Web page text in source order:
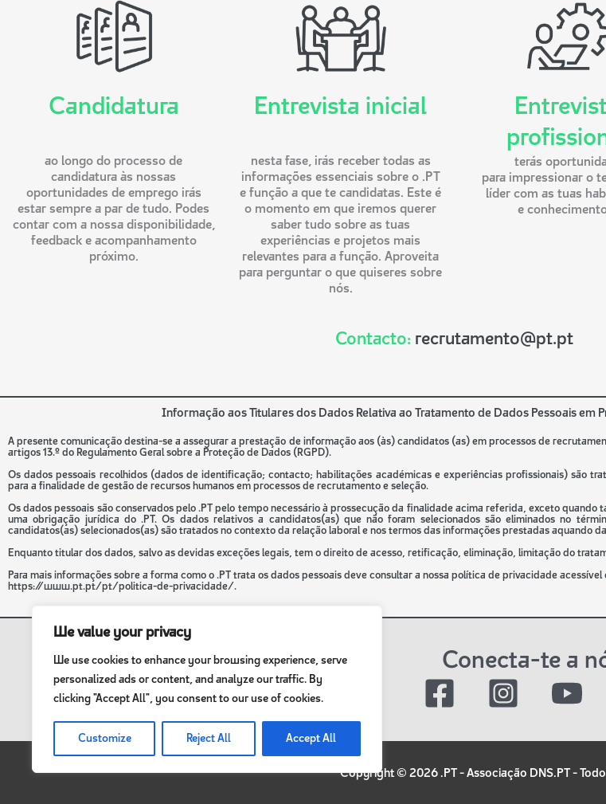
We value your privacy
We use cookies to enhance your browsing experience, serve
personalized ads or content, and analyze our traffic. By
clicking "Accept All", you consent to our use of cookies.
Customize Reject All Accept All
Candidatura
ao longo do processo de
candidatura às nossas
oportunidades de emprego irás
estar sempre a par de tudo. Podes
contar com a nossa disponibilidade,
feedback e acompanhamento
próximo.
Entrevista inicial
nesta fase, irás receber todas as
informações essenciais sobre o .PT
e função a que te candidatas. Este é
o momento em que iremos querer
saber tudo sobre as tuas
experiências e projetos mais
relevantes para a função. Aproveita
para perguntar o que quiseres sobre
nós.
terás
para impressionar o
líder com as tuas
e
Contacto: recrutamento@pt.pt
Informação aos Titulares dos Dados Relativa ao Tratamento de Dados Pessoais em
A presente comunicação destina-se a assegurar a prestação de informação aos (às) candidatos (as) em processos de
artigos 13.º do Regulamento Geral sobre a Proteção de Dados (RGPD).
Os dados pessoais recolhidos (dados de identificação; contacto; habilitações académicas e experiências profissionais) são
para a finalidade de gestão de recursos humanos em processos de recrutamento e seleção.
Os dados pessoais são conservados pelo .PT pelo tempo necessário à prossecução da finalidade acima referida, exceto
uma obrigação jurídica do .PT. Os dados relativos a candidatos(as) que não foram selecionados são eliminados no
candidatos(as) selecionados(as) são tratados no contexto da relação laboral e nos termos das informações prestadas aquando
Enquanto titular dos dados, salvo as devidas exceções legais, tem o direito de acesso, retificação, eliminação, limitação do
Para mais informações sobre a forma como o .PT trata os dados pessoais deve consultar a nossa política de privacidade acessível
https://www.pt.pt/pt/politica-de-privacidade/.
Conecta-te a
Copyright © 2026 .PT - Associação DNS.PT -